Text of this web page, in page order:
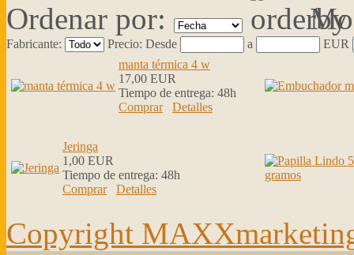
Ordenar por:
Fabricante: Precio: Desde a
EUR
manta térmica 4 w
17,00 EUR
Tiempo de entrega: 48h
Comprar
Detalles
Jeringa
1,00 EUR
Tiempo de entrega: 48h
Comprar
Detalles
Copyright